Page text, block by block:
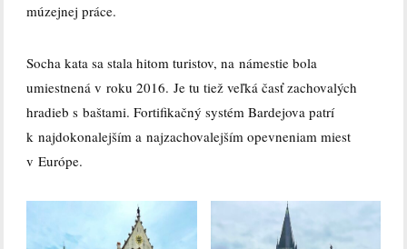
múzejnej práce.
Socha kata sa stala hitom turistov, na námestie bola
umiestnená v roku 2016. Je tu tiež veľká časť zachovalých
hradieb s baštami. Fortifikačný systém Bardejova patrí
k najdokonalejším a najzachovalejším opevneniam miest
v Európe.